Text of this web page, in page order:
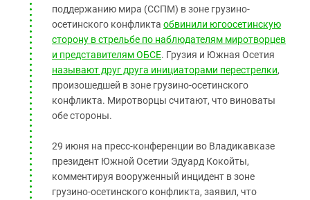
поддержанию мира (ССПМ) в зоне грузино-
осетинского конфликта обвинили югоосетинскую
сторону в стрельбе по наблюдателям миротворцев
и представителям ОБСЕ. Грузия и Южная Осетия
называют друг друга инициаторами перестрелки,
произошедшей в зоне грузино-осетинского
конфликта. Миротворцы считают, что виноваты
обе стороны.
29 июня на пресс-конференции во Владикавказе
президент Южной Осетии Эдуард Кокойты,
комментируя вооруженный инцидент в зоне
грузино-осетинского конфликта, заявил, что